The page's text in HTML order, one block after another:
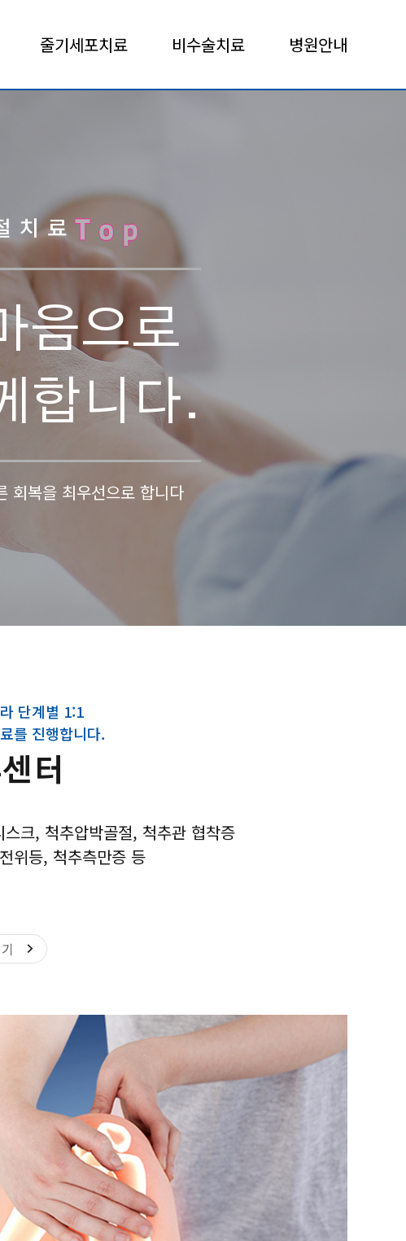
줄기세포치료 비수술치료 병원안내
치료Top
음으로
합니다.
회복을 최우선으로 합니다
단계별 1:1
를 진행합니다.
터
크, 척추압박골절, 척추관 협착증
위등, 척추측만증 등